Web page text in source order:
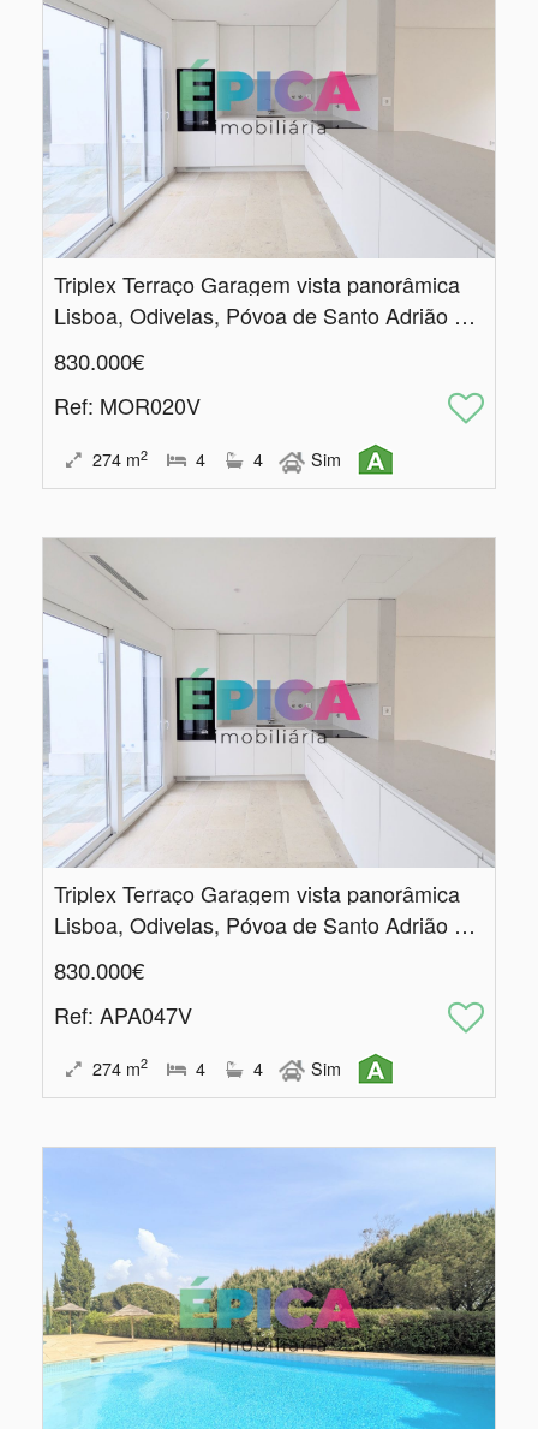
Triplex Terraço Garagem vista panorâmica
Lisboa, Odivelas, Póvoa de Santo Adrião e Olival Basto
830.000€
Ref: MOR020V
274 m2 4 4 Sim
Triplex Terraço Garagem vista panorâmica
Lisboa, Odivelas, Póvoa de Santo Adrião e Olival Basto
830.000€
Ref: APA047V
274 m2 4 4 Sim